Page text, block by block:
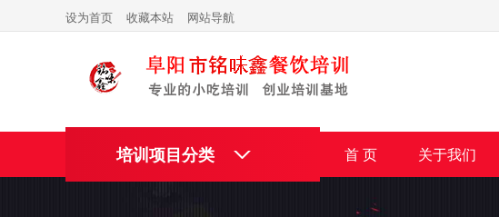
设为首页 收藏本站 网站导航
培训项目分类 首 页 关于我们